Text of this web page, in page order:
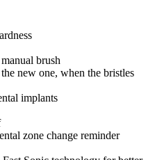
brush
new one, when the bristles
implants
zone change reminder